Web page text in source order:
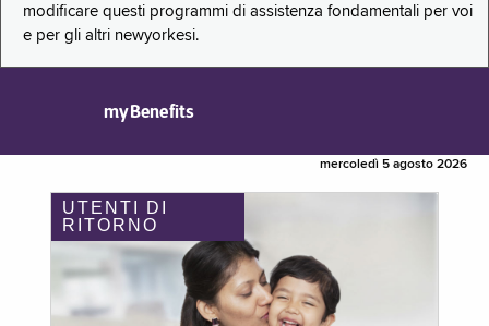
modificare questi programmi di assistenza fondamentali per voi
e per gli altri newyorkesi.
myBenefits
mercoledì 5 agosto 2026
UTENTI DI
RITORNO